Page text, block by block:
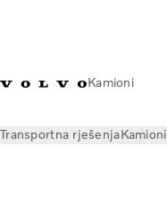
Kamioni
Transportna rješenjaKamioni